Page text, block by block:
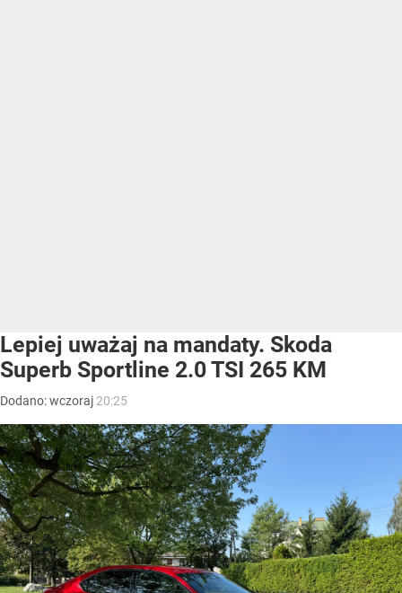
Lepiej uważaj na mandaty. Skoda
Superb Sportline 2.0 TSI 265 KM
Dodano:wczoraj 20:25